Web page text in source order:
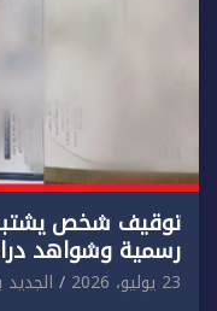
توقيف شخص
رسمية وشواهد
مادي.
23 يوليو، 2026